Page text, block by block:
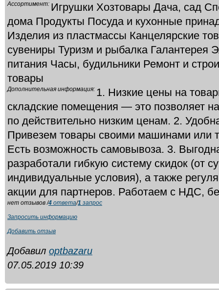
Ассортимент: Игрушки Хозтовары Дача, сад
дома Продукты Посуда и кухонные
Изделия из пластмассы Канцелярские
сувениры Туризм и рыбалка Галантерея
питания Часы, будильники Ремонт и
товары
Дополнительная информация: 1. Низкие цены на
складские помещения — это позволяет
по действительно низким ценам. 2.
Привезем товары своими машинами или
Есть возможность самовывоза. 3.
разработали гибкую систему скидок (от
индивидуальные условия), а также
акции для партнеров. Работаем с НДС,
нет отзывов /4 ответа/1 запрос
Запросить информацию
Добавить отзыв
Добавил optbazaru
07.05.2019 10:39